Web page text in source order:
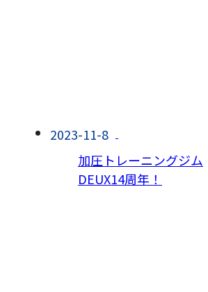
2023-11-8
加圧トレーニングジム
DEUX14周年！